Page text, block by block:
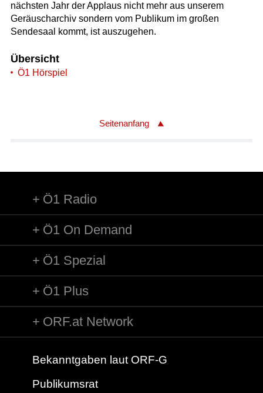
nächsten Jahr der Applaus nicht mehr aus unserem
Geräuscharchiv sondern vom Publikum im großen
Sendesaal kommt, ist auszugehen.
Übersicht
Ö1 Hörspiel
Seitenanfang
Ö1 Radio
Ö1 On Demand
Ö1 Spezial
Ö1 Plus
ORF.at Network
Bekanntgaben laut ORF-G
Publikumsrat